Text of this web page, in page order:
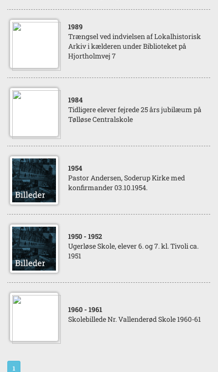
1989
Trængsel ved indvielsen af Lokalhistorisk
Arkiv i kælderen under Biblioteket på
Hjortholmvej 7
1984
Tidligere elever fejrede 25 års jubilæum på
Tølløse Centralskole
1954
Pastor Andersen, Soderup Kirke med
konfirmander 03.10.1954.
1950 - 1952
Ugerløse Skole, elever 6. og 7. kl. Tivoli ca.
1951
1960 - 1961
Skolebillede Nr. Vallenderød Skole 1960-61
1